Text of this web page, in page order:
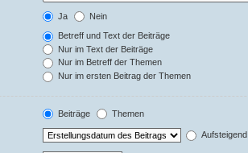
Ja Nein
Betreff und Text der Beiträge
Nur im Text der Beiträge
Nur im Betreff der Themen
Nur im ersten Beitrag der Themen
Beiträge Themen
Aufsteigend